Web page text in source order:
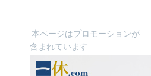
本ページはプロモーションが
含まれています